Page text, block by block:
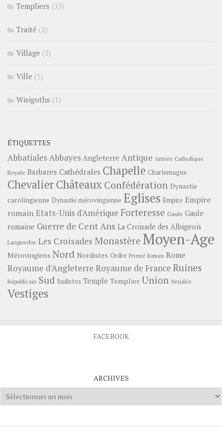
Templiers (33)
Traité (2)
Village (2)
Ville (1)
Wisigoths (1)
ÉTIQUETTES
AbbatialesAbbayes Angleterre Antique Armée Catholique
Royale Barbares Cathédrales Chapelle Charlemagne
ChevalierChâteauxConfédération Dynastie
carolingienne Dynastie mérovingienne Eglises Empire Empire
romainEtats-Unis d'Amérique Forteresse Gaule Gaule
romaine Guerre de Cent Ans La Croisade des Albigeois
Languedoc Les Croisades Monastère Moyen-Age
Mérovingiens Nord Nordistes Ordre Prieuré Roman Rome
Royaume d'Angleterre Royaume de France Ruines
Républicain Sud Sudistes Temple Templier Union Vendée
Vestiges
FACEBOOK
ARCHIVES
Archives